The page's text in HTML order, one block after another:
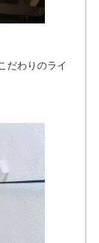
だわりのライ